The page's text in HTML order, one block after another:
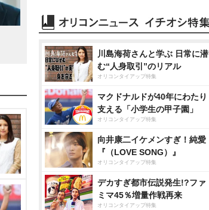
川島海荷さんと学ぶ 日常に潜
む“人身取引”のリアル
オリコンタイアップ特集
マクドナルドが40年にわたり
支える「小学生の甲子園」
オリコンタイアップ特集
向井康二イケメンすぎ！純愛
『（LOVE SONG）』
オリコンタイアップ特集
デカすぎ都市伝説発生!?ファ
ミマ45％増量作戦再来
オリコンタイアップ特集